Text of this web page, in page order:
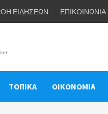
ΕΙΔΗΣΕΩΝ ΕΠΙΚΟΙΝΩΝΙΑ
ΤΟΠΙΚΑ ΟΙΚΟΝΟΜΙΑ